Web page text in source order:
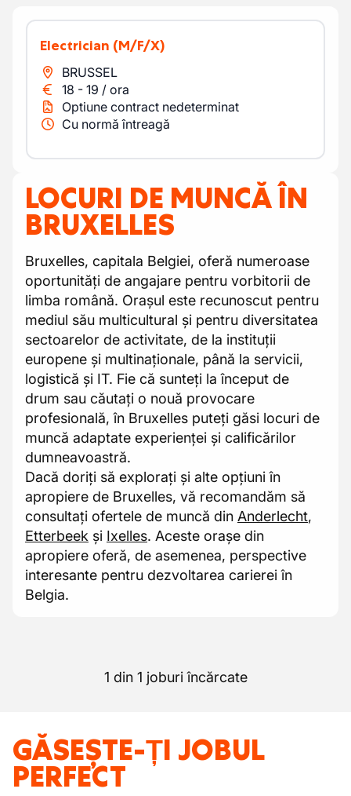
Electrician (M/F/X)
BRUSSEL
18 - 19 / ora
Optiune contract nedeterminat
Cu normă întreagă
LOCURI DE MUNCĂ ÎN
BRUXELLES
Bruxelles, capitala Belgiei, oferă numeroase
oportunități de angajare pentru vorbitorii de
limba română. Orașul este recunoscut pentru
mediul său multicultural și pentru diversitatea
sectoarelor de activitate, de la instituții
europene și multinaționale, până la servicii,
logistică și IT. Fie că sunteți la început de
drum sau căutați o nouă provocare
profesională, în Bruxelles puteți găsi locuri de
muncă adaptate experienței și calificărilor
dumneavoastră.
Dacă doriți să explorați și alte opțiuni în
apropiere de Bruxelles, vă recomandăm să
consultați ofertele de muncă din Anderlecht,
Etterbeek și Ixelles. Aceste orașe din
apropiere oferă, de asemenea, perspective
interesante pentru dezvoltarea carierei în
Belgia.
1 din 1 joburi încărcate
GĂSEȘTE-ȚI JOBUL
PERFECT